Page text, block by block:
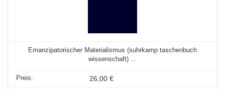
Emanzipatorischer Materialismus (suhrkamp taschenbuch
wissenschaft) ...
26,00 €